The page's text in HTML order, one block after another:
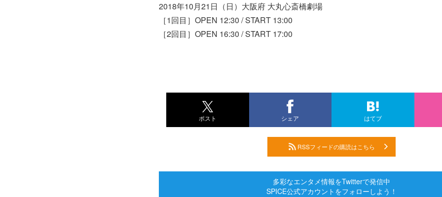
2018年10月21日（日）大阪府 大丸心斎橋劇場
［1回目］OPEN 12:30 / START 13:00
［2回目］OPEN 16:30 / START 17:00
ポスト シェア はてブ
RSSフィードの購読はこちら
多彩なエンタメ情報をTwitterで発信中
SPICE公式アカウントをフォローしよう！